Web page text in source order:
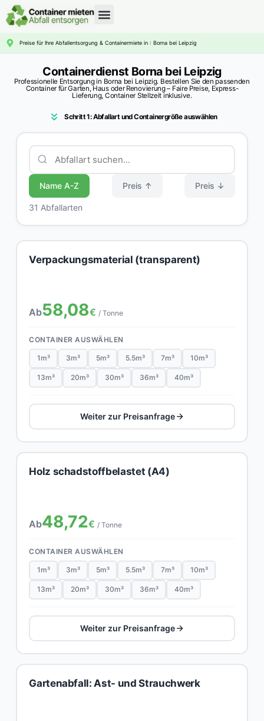
Preise für Ihre Abfallentsorgung & Containermiete in : Borna bei Leipzig
Containerdienst Borna bei Leipzig
Professionelle Entsorgung in Borna bei Leipzig. Bestellen Sie den passenden
Container für Garten, Haus oder Renovierung – Faire Preise, Express-
Lieferung, Container Stellzeit inklusive.
Schritt 1: Abfallart und Containergröße auswählen
Name A-Z Preis ↑ Preis ↓
31 Abfallarten
Verpackungsmaterial (transparent)
Ab58,08€ / Tonne
CONTAINER AUSWÄHLEN
1m³ 3m³ 5m³ 5.5m³ 7m³ 10m³
13m³ 20m³ 30m³ 36m³ 40m³
Weiter zur Preisanfrage
Holz schadstoffbelastet (A4)
Ab48,72€ / Tonne
CONTAINER AUSWÄHLEN
1m³ 3m³ 5m³ 5.5m³ 7m³ 10m³
13m³ 20m³ 30m³ 36m³ 40m³
Weiter zur Preisanfrage
Gartenabfall: Ast- und Strauchwerk